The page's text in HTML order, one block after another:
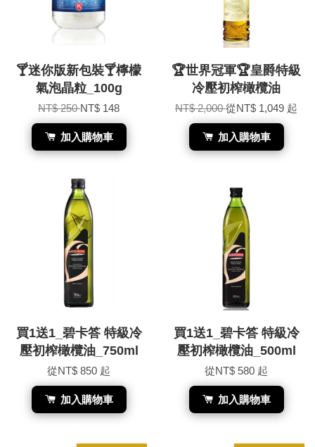
🍸迷你版新包裝🍸檸檬
氣泡晶粒_100g
NT$ 250NT$ 148
加入購物車
🏆世界冠軍🏆皇爵特級
冷壓初榨橄欖油
NT$ 2,000從NT$ 1,049 起
加入購物車
買1送1_碧卡答 特級冷
壓初榨橄欖油_750ml
從NT$ 850 起
加入購物車
買1送1_碧卡答 特級冷
壓初榨橄欖油_500ml
從NT$ 580 起
加入購物車